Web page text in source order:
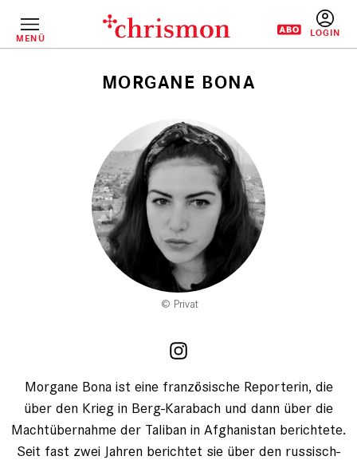
InhaltMENÜ
Pfadnavigation
MORGANE BONA
Privat
Morgane Bona ist eine französische Reporterin, die
über den Krieg in Berg-Karabach und dann über die
Machtübernahme der Taliban in Afghanistan berichtete.
Seit fast zwei Jahren berichtet sie über den russisch-